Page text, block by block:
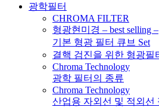
광학필터
CHROMA FILTER
형광현미경 – best selling –
기본 형광 필터 큐브 Set
결핵 검진을 위한 형광필
Chroma Technology
광학 필터의 종류
Chroma Technology
산업용 자외선 및 적외선